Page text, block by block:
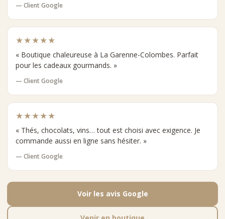
— Client Google
★★★★★
« Boutique chaleureuse à La Garenne-Colombes. Parfait
pour les cadeaux gourmands. »
— Client Google
★★★★★
« Thés, chocolats, vins… tout est choisi avec exigence. Je
commande aussi en ligne sans hésiter. »
— Client Google
Voir les avis Google